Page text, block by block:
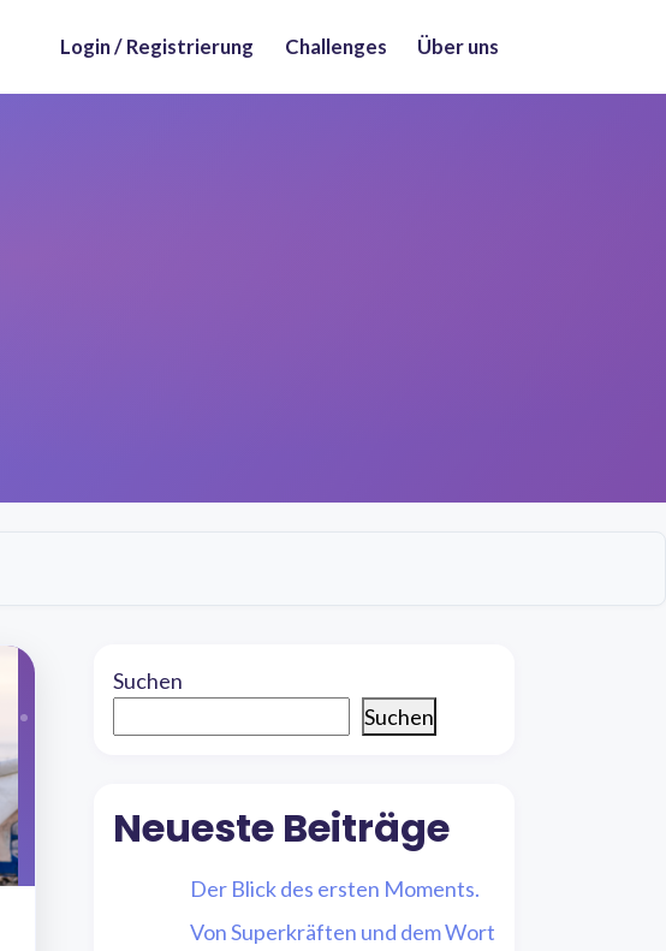
Login / Registrierung Challenges Über uns
Suchen
Suchen
Neueste Beiträge
Der Blick des ersten Moments.
Von Superkräften und dem Wort